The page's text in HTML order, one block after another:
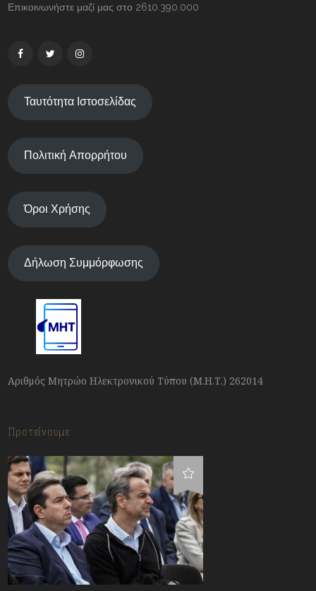
Επικοινωνήστε μαζί μας στο 2610.390.000
Ταυτότητα Ιστοσελίδας
Πολιτική Απορρήτου
Όροι Χρήσης
Δήλωση Συμμόρφωσης
Αριθμός Μητρώο Ηλεκτρονικού Τύπου (Μ.Η.Τ.) 262014
Προτείνουμε